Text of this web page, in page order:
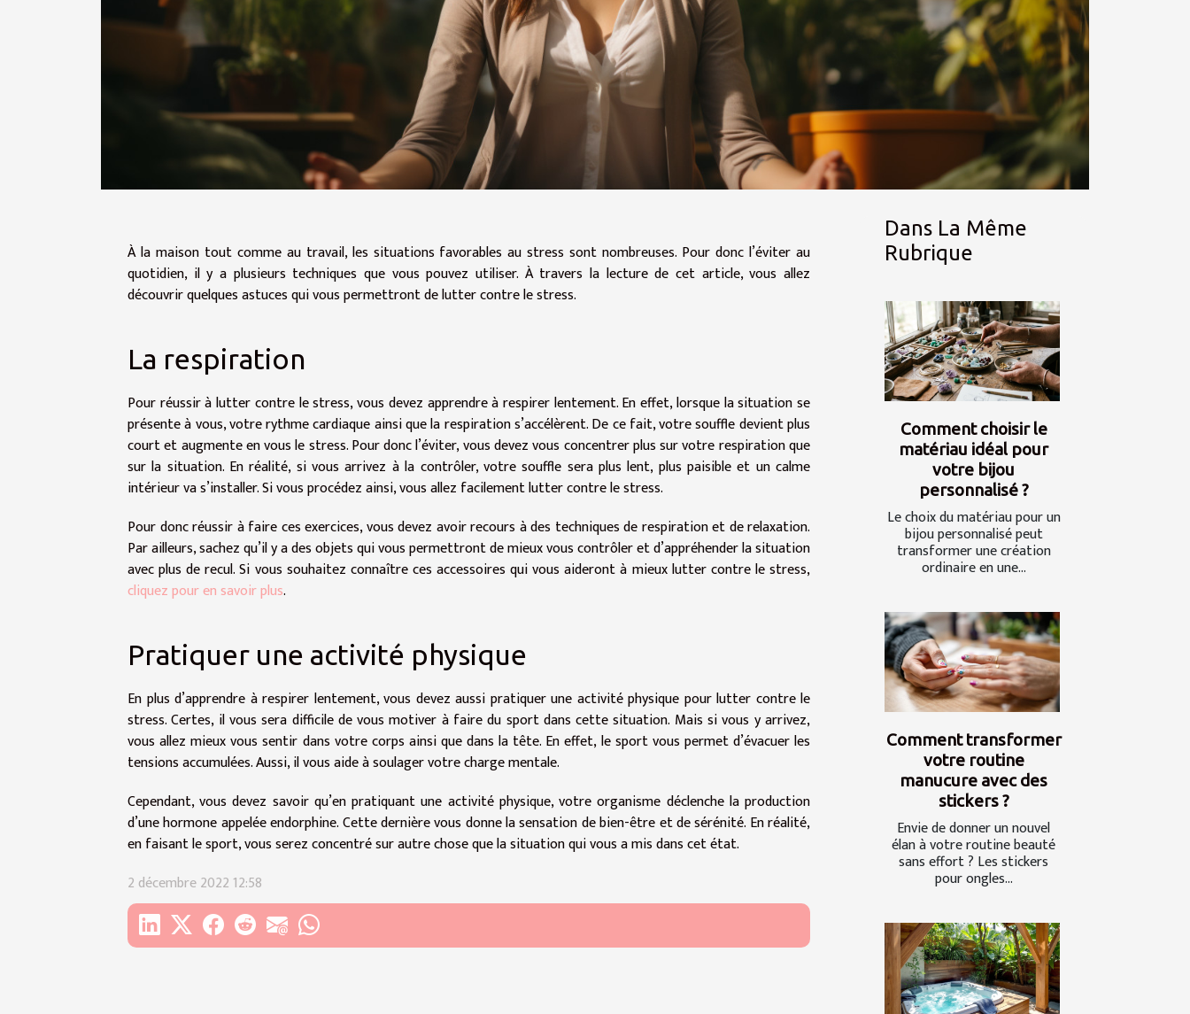
À la maison tout comme au travail, les situations favorables au stress sont nombreuses. Pour donc l’éviter au
quotidien, il y a plusieurs techniques que vous pouvez utiliser. À travers la lecture de cet article, vous allez
découvrir quelques astuces qui vous permettront de lutter contre le stress.
La respiration
Pour réussir à lutter contre le stress, vous devez apprendre à respirer lentement. En effet, lorsque la situation se
présente à vous, votre rythme cardiaque ainsi que la respiration s’accélèrent. De ce fait, votre souffle devient plus
court et augmente en vous le stress. Pour donc l’éviter, vous devez vous concentrer plus sur votre respiration que
sur la situation. En réalité, si vous arrivez à la contrôler, votre souffle sera plus lent, plus paisible et un calme
intérieur va s’installer. Si vous procédez ainsi, vous allez facilement lutter contre le stress.
Pour donc réussir à faire ces exercices, vous devez avoir recours à des techniques de respiration et de relaxation.
Par ailleurs, sachez qu’il y a des objets qui vous permettront de mieux vous contrôler et d’appréhender la situation
avec plus de recul. Si vous souhaitez connaître ces accessoires qui vous aideront à mieux lutter contre le stress,
cliquez pour en savoir plus.
Pratiquer une activité physique
En plus d’apprendre à respirer lentement, vous devez aussi pratiquer une activité physique pour lutter contre le
stress. Certes, il vous sera difficile de vous motiver à faire du sport dans cette situation. Mais si vous y arrivez,
vous allez mieux vous sentir dans votre corps ainsi que dans la tête. En effet, le sport vous permet d’évacuer les
tensions accumulées. Aussi, il vous aide à soulager votre charge mentale.
Cependant, vous devez savoir qu’en pratiquant une activité physique, votre organisme déclenche la production
d’une hormone appelée endorphine. Cette dernière vous donne la sensation de bien-être et de sérénité. En réalité,
en faisant le sport, vous serez concentré sur autre chose que la situation qui vous a mis dans cet état.
2 décembre 2022 12:58
Dans La Même
Rubrique
Comment choisir le
matériau idéal pour
votre bijou
personnalisé ?
Le choix du matériau pour un
bijou personnalisé peut
transformer une création
ordinaire en une...
Comment transformer
votre routine
manucure avec des
stickers ?
Envie de donner un nouvel
élan à votre routine beauté
sans effort ? Les stickers
pour ongles...